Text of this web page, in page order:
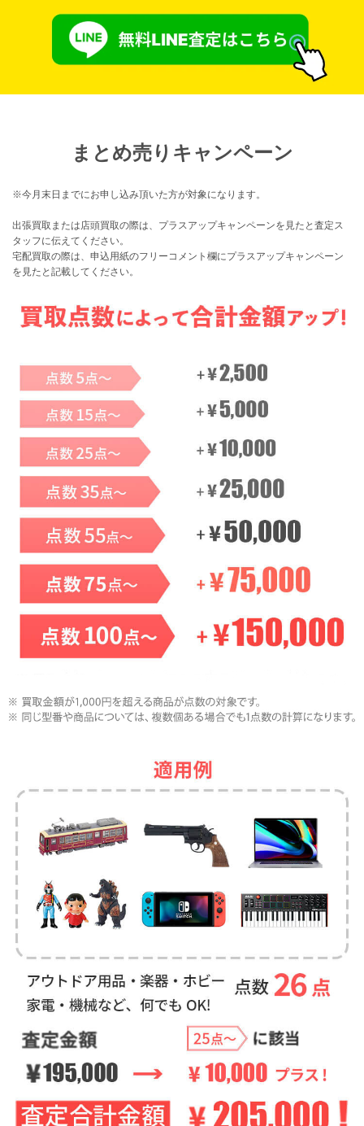
まとめ売りキャンペーン
※今月末日までにお申し込み頂いた方が対象になります。
出張買取または店頭買取の際は、プラスアップキャンペーンを見たと査定ス
タッフに伝えてください。
宅配買取の際は、申込用紙のフリーコメント欄にプラスアップキャンペーン
を見たと記載してください。